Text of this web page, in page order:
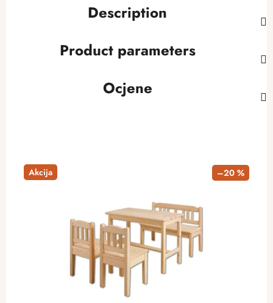
Description
Product parameters
Ocjene
Akcija –20 %